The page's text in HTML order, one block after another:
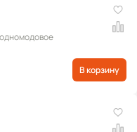
В корзину